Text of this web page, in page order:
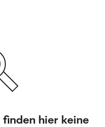
hier keine